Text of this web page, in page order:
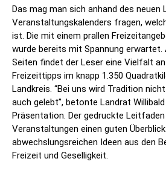
Das mag man sich anhand des neuen
Veranstaltungskalenders fragen,
ist. Die mit einem prallen
wurde bereits mit Spannung erwartet.
Seiten findet der Leser eine Vielfalt
Freizeittipps im knapp 1.350
Landkreis. “Bei uns wird Tradition
auch gelebt”, betonte Landrat
Präsentation. Der gedruckte
Veranstaltungen einen guten
abwechslungsreichen Ideen aus den
Freizeit und Geselligkeit.